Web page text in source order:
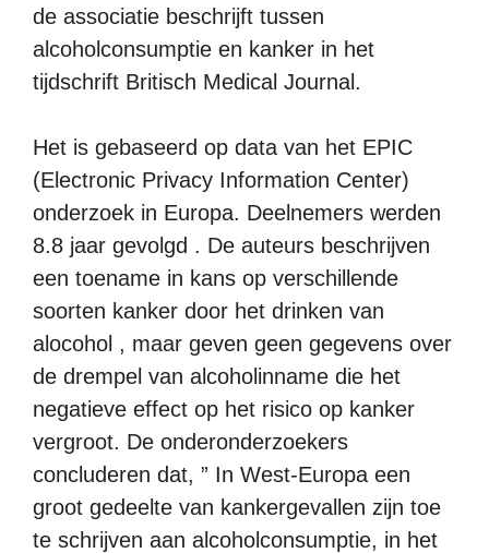
de associatie beschrijft tussen
alcoholconsumptie en kanker in het
tijdschrift Britisch Medical Journal.
Het is gebaseerd op data van het EPIC
(Electronic Privacy Information Center)
onderzoek in Europa. Deelnemers werden
8.8 jaar gevolgd . De auteurs beschrijven
een toename in kans op verschillende
soorten kanker door het drinken van
alocohol , maar geven geen gegevens over
de drempel van alcoholinname die het
negatieve effect op het risico op kanker
vergroot. De onderonderzoekers
concluderen dat, ” In West-Europa een
groot gedeelte van kankergevallen zijn toe
te schrijven aan alcoholconsumptie, in het